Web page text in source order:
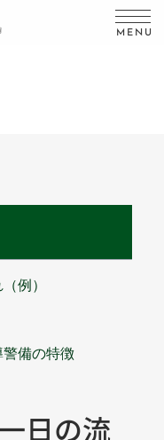
MENU
例）
警備の特徴
日の流